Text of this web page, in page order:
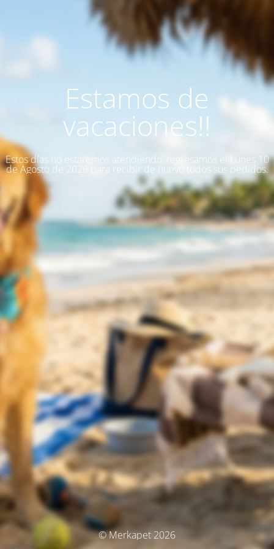
Estamos de
vacaciones!!
Estos días no estaremos atendiendo, regresamos el Lunes 10
de Agosto de 2026 para recibir de nuevo todos sus pedidos.
© Merkapet 2026